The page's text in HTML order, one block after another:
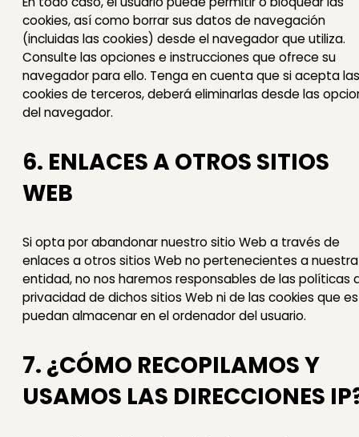
cookies, así como borrar sus datos de navegación
(incluidas las cookies) desde el navegador que utiliza.
Consulte las opciones e instrucciones que ofrece su
navegador para ello. Tenga en cuenta que si acepta las
cookies de terceros, deberá eliminarlas desde las
del navegador.
6. ENLACES A OTROS SITIOS
WEB
Si opta por abandonar nuestro sitio Web a través de
enlaces a otros sitios Web no pertenecientes a nuestra
entidad, no nos haremos responsables de las políticas
privacidad de dichos sitios Web ni de las cookies que
puedan almacenar en el ordenador del usuario.
7. ¿CÓMO RECOPILAMOS Y
USAMOS LAS DIRECCIONES